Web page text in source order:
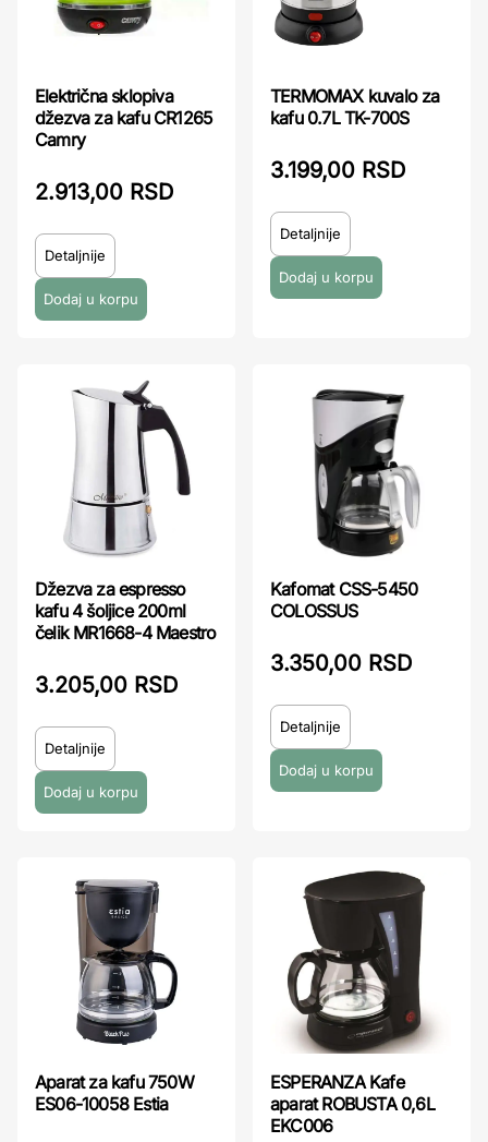
Električna sklopiva
džezva za kafu CR1265
Camry
2.913,00 RSD
Detaljnije
TERMOMAX kuvalo za
kafu 0.7L TK-700S
3.199,00 RSD
Detaljnije
Džezva za espresso
kafu 4 šoljice 200ml
čelik MR1668-4 Maestro
3.205,00 RSD
Detaljnije
Kafomat CSS-5450
COLOSSUS
3.350,00 RSD
Detaljnije
Aparat za kafu 750W
ES06-10058 Estia
ESPERANZA Kafe
aparat ROBUSTA 0,6L
EKC006